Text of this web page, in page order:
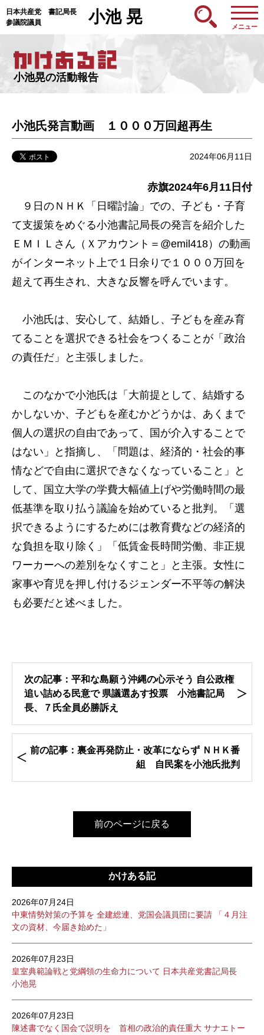
日本共産党 書記局長
参議院議員
小池 晃
メニュー
小池晃の活動報告
小池氏発言動画 １０００万回超再生
2024年06月11日
赤旗2024年6月11日付
９日のＮＨＫ「日曜討論」での、子ども・子育
て支援策をめぐる小池書記局長の発言を紹介した
ＥＭＩＬさん（Ｘアカウント＝@emil418）の動画
がインターネット上で１日余りで１０００万回を
超えて再生され、大きな反響を呼んでいます。
小池氏は、安心して、結婚し、子どもを産み育
てることを選択できる社会をつくることが「政治
の責任だ」と主張しました。
このなかで小池氏は「大前提として、結婚する
かしないか、子どもを産むかどうかは、あくまで
個人の選択の自由であって、国が介入することで
はない」と指摘し、「問題は、経済的・社会的事
情などで自由に選択できなくなっていること」と
して、国立大学の学費大幅値上げや労働時間の最
低基準を取り払う議論を始めていると批判。「選
択できるようにするためには教育費などの経済的
な負担を取り除く」「低賃金長時間労働、非正規
ワーカーへの差別をなくすこと」と主張。女性に
家事や育児を押し付けるジェンダー不平等の解決
も必要だと述べました。
次の記事：平和な島願う沖縄の心示そう 自公政権
追い詰める民意で 県議選あす投票 小池書記局
長、７氏全員必勝訴え
前の記事：裏金再発防止・改革にならず ＮＨＫ番
組 自民案を小池氏批判
前のページに戻る
かけある記
2026年07月24日
中東情勢対策の予算を 全建総連、党国会議員団に要請 「４月注
文の資材、今届き始めた」
2026年07月23日
皇室典範論戦と党綱領の生命力について 日本共産党書記局長
小池晃
2026年07月23日
陳述書でなく国会で説明を 首相の政治的責任重大 サナエトー